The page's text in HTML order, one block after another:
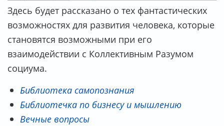
Здесь будет рассказано о тех фантастических
возможностях для развития человека, которые
становятся возможными при его
взаимодействии с Коллективным Разумом
социума.
Библиотека самопознания
Библиотечка по бизнесу и мышлению
Вечные вопросы